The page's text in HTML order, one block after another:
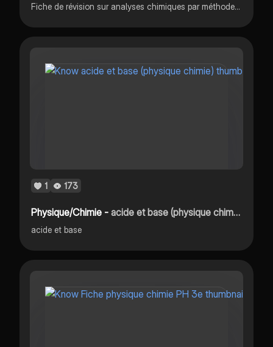
Fiche de révision sur analyses chimiques par méthodes physiques
1 173
Physique/Chimie -acide et base (physique chimie)
acide et base